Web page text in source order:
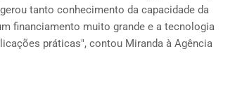
tanto conhecimento da capacidade da
financiamento muito grande e a tecnologia
práticas", contou Miranda à Agência